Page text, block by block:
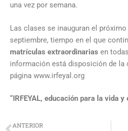
una vez por semana.
Las clases se inauguran el
septiembre, tiempo en el que
matrículas extraordinarias en
información está disposición de la
página www.irfeyal.org
“IRFEYAL, educación para la vida y
ANTERIOR